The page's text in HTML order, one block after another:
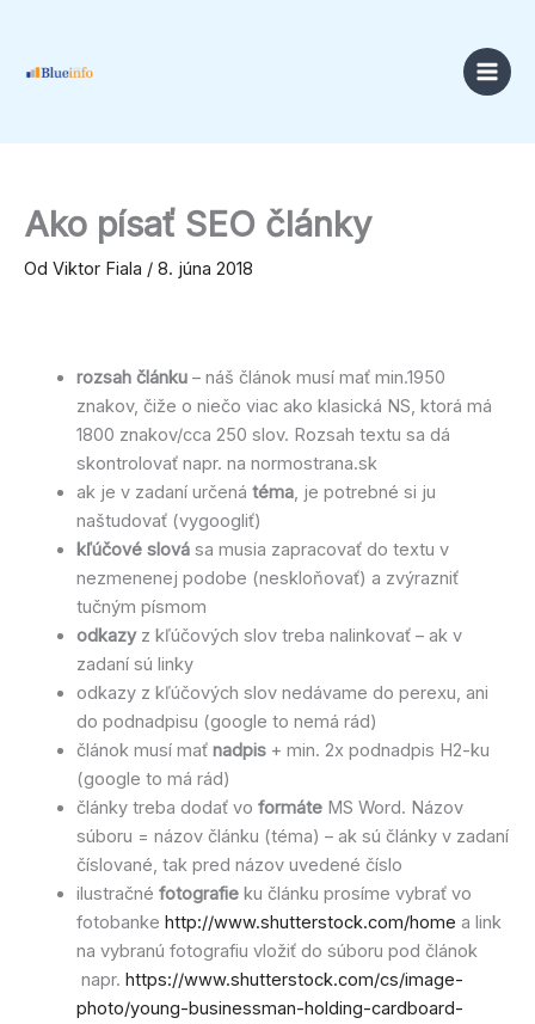
obsah
Ako písať SEO články
Od Viktor Fiala / 8. júna 2018
rozsah článku – náš článok musí mať min.1950
znakov, čiže o niečo viac ako klasická NS, ktorá má
1800 znakov/cca 250 slov. Rozsah textu sa dá
skontrolovať napr. na normostrana.sk
ak je v zadaní určená téma, je potrebné si ju
naštudovať (vygoogliť)
kľúčové slovása musia zapracovať do textu v
nezmenenej podobe (neskloňovať) a zvýrazniť
tučným písmom
odkazy z kľúčových slov treba nalinkovať – ak v
zadaní sú linky
odkazy z kľúčových slov nedávame do perexu, ani
do podnadpisu (google to nemá rád)
článok musí mať nadpis + min. 2x podnadpis H2-ku
(google to má rád)
články treba dodať vo formáte MS Word. Názov
súboru = názov článku (téma) – ak sú články v zadaní
číslované, tak pred názov uvedené číslo
ilustračné fotografie ku článku prosíme vybrať vo
fotobanke http://www.shutterstock.com/home a link
na vybranú fotografiu vložiť do súboru pod článok
napr. https://www.shutterstock.com/cs/image-
photo/young-businessman-holding-cardboard-